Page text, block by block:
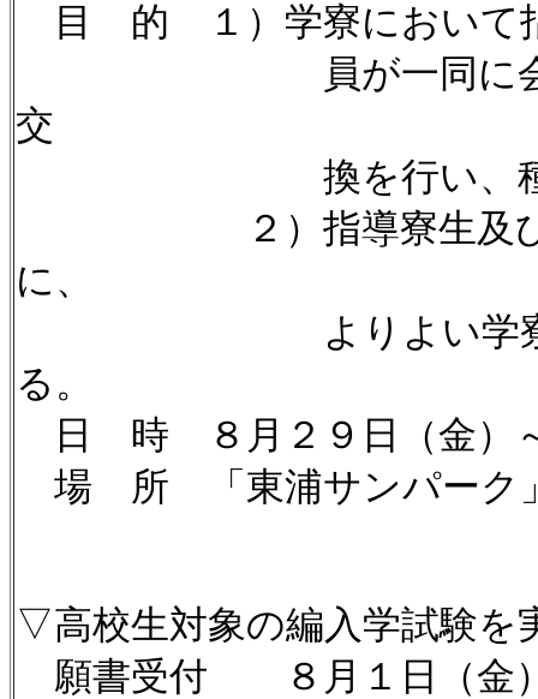
目 的 １）学寮において指
員が一同に会して、
交
換を行い、種々の
２）指導寮生及び寮生
に、
よりよい学寮作りの
る。
日 時 ８月２９日（金）
場 所 「東浦サンパーク
▽高校生対象の編入学試験を
願書受付 ８月１日（金